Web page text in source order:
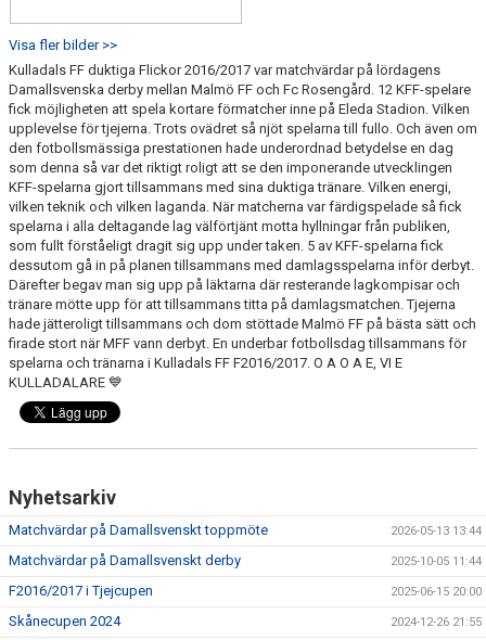
Visa fler bilder >>
Kulladals FF duktiga Flickor 2016/2017 var matchvärdar på lördagens
Damallsvenska derby mellan Malmö FF och Fc Rosengård. 12 KFF-spelare
fick möjligheten att spela kortare förmatcher inne på Eleda Stadion. Vilken
upplevelse för tjejerna. Trots ovädret så njöt spelarna till fullo. Och även om
den fotbollsmässiga prestationen hade underordnad betydelse en dag
som denna så var det riktigt roligt att se den imponerande utvecklingen
KFF-spelarna gjort tillsammans med sina duktiga tränare. Vilken energi,
vilken teknik och vilken laganda. När matcherna var färdigspelade så fick
spelarna i alla deltagande lag välförtjänt motta hyllningar från publiken,
som fullt förståeligt dragit sig upp under taken. 5 av KFF-spelarna fick
dessutom gå in på planen tillsammans med damlagsspelarna inför derbyt.
Därefter begav man sig upp på läktarna där resterande lagkompisar och
tränare mötte upp för att tillsammans titta på damlagsmatchen. Tjejerna
hade jätteroligt tillsammans och dom stöttade Malmö FF på bästa sätt och
firade stort när MFF vann derbyt. En underbar fotbollsdag tillsammans för
spelarna och tränarna i Kulladals FF F2016/2017. O A O A E, VI E
KULLADALARE 💙
Nyhetsarkiv
Matchvärdar på Damallsvenskt toppmöte 2026-05-13 13:44
Matchvärdar på Damallsvenskt derby 2025-10-05 11:44
F2016/2017 i Tjejcupen 2025-06-15 20:00
Skånecupen 2024 2024-12-26 21:55